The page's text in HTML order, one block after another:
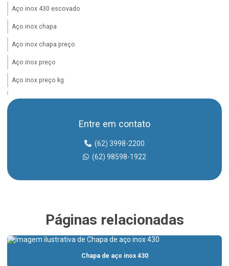
Aço inox 430 escovado
Aço inox chapa
Aço inox chapa preço
Aço inox preço
Aço inox preço kg
Aco inox preço kilo
Barra quadrada inox preço
Barra redonda de aço inox 304
Entre em contato
(62) 3998-2200
(62) 98598-1922
Páginas relacionadas
Chapa de aço inox 430